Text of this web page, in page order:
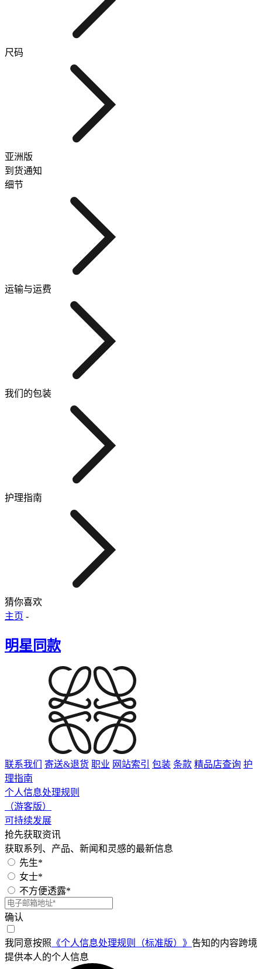
尺码
亚洲版
到货通知
细节
运输与运费
我们的包装
护理指南
猜你喜欢
主页 -
明星同款
联系我们 寄送&退货 职业 网站索引 包装 条款 精品店查询 护
理指南
个人信息处理规则
（游客版）
可持续发展
抢先获取资讯
获取系列、产品、新闻和灵感的最新信息
先生*
女士*
不方便透露*
确认
我同意按照 《个人信息处理规则（标准版）》 告知的内容跨境
提供本人的个人信息